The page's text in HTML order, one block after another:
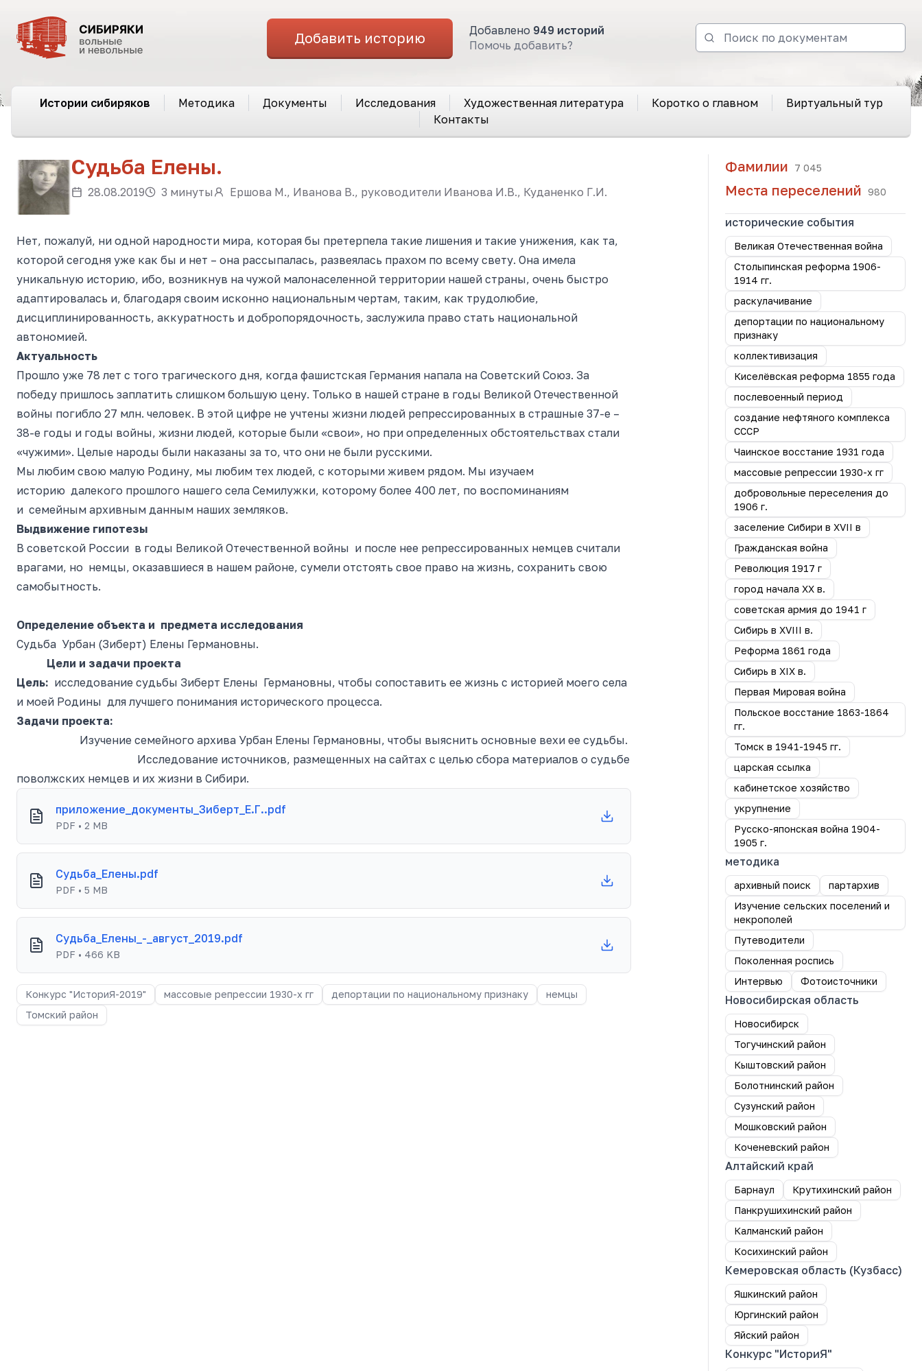
Добавить историю Добавлено 949 историй
Помочь добавить?
Истории сибиряков Методика Документы Исследования Художественная литература Коротко о главном
Виртуальный тур
Контакты
Судьба Елены.
28.08.2019 3 минуты Ершова М., Иванова В., руководители Иванова И.В., Куданенко Г.И.
Нет, пожалуй, ни одной народности мира, которая бы претерпела такие лишения и такие унижения, как та,
которой сегодня уже как бы и нет – она рассыпалась, развеялась прахом по всему свету. Она имела
уникальную историю, ибо, возникнув на чужой малонаселенной территории нашей страны, очень быстро
адаптировалась и, благодаря своим исконно национальным чертам, таким, как трудолюбие,
дисциплинированность, аккуратность и добропорядочность, заслужила право стать национальной
автономией.
Актуальность
Прошло уже 78 лет с того трагического дня, когда фашистская Германия напала на Советский Союз. За
победу пришлось заплатить слишком большую цену. Только в нашей стране в годы Великой Отечественной
войны погибло 27 млн. человек. В этой цифре не учтены жизни людей репрессированных в страшные 37-е –
38-е годы и годы войны, жизни людей, которые были «свои», но при определенных обстоятельствах стали
«чужими». Целые народы были наказаны за то, что они не были русскими.
Мы любим свою малую Родину, мы любим тех людей, с которыми живем рядом. Мы изучаем
историю далекого прошлого нашего села Семилужки, которому более 400 лет, по воспоминаниям
и семейным архивным данным наших земляков.
Выдвижение гипотезы
В советской России в годы Великой Отечественной войны и после нее репрессированных немцев считали
врагами, но немцы, оказавшиеся в нашем районе, сумели отстоять свое право на жизнь, сохранить свою
самобытность.
Определение объекта и предмета исследования
Судьба Урбан (Зиберт) Елены Германовны.
Цели и задачи проекта
Цель: исследование судьбы Зиберт Елены Германовны, чтобы сопоставить ее жизнь с историей моего села
и моей Родины для лучшего понимания исторического процесса.
Задачи проекта:
Изучение семейного архива Урбан Елены Германовны, чтобы выяснить основные вехи ее судьбы.
Исследование источников, размещенных на сайтах с целью сбора материалов о судьбе
поволжских немцев и их жизни в Сибири.
приложение_документы_Зиберт_Е.Г..pdf
PDF • 2 MB
Судьба_Елены.pdf
PDF • 5 MB
Судьба_Елены_-_август_2019.pdf
PDF • 466 KB
Конкурс "ИсториЯ-2019" массовые репрессии 1930-х гг депортации по национальному признаку
немцы
Томский район
Фамилии 7 045
Места переселений 980
исторические события
Великая Отечественная война
Столыпинская реформа 1906-
1914 гг.
раскулачивание
депортации по национальному
признаку
коллективизация
Киселёвская реформа 1855 года
послевоенный период
создание нефтяного комплекса
СССР
Чаинское восстание 1931 года
массовые репрессии 1930-х гг
добровольные переселения до
1906 г.
заселение Сибири в XVII в
Гражданская война
Революция 1917 г
город начала ХХ в.
советская армия до 1941 г
Сибирь в XVIII в.
Реформа 1861 года
Сибирь в XIX в.
Первая Мировая война
Польское восстание 1863-1864
гг.
Томск в 1941-1945 гг.
царская ссылка
кабинетское хозяйство
укрупнение
Русско-японская война 1904-
1905 г.
методика
архивный поиск
партархив
Изучение сельских поселений и
некрополей
Путеводители
Поколенная роспись
Интервью
Фотоисточники
Новосибирская область
Новосибирск
Тогучинский район
Кыштовский район
Болотнинский район
Сузунский район
Мошковский район
Коченевский район
Алтайский край
Барнаул
Крутихинский район
Панкрушихинский район
Калманский район
Косихинский район
Кемеровская область (Кузбасс)
Яшкинский район
Юргинский район
Яйский район
Конкурс "ИсториЯ"